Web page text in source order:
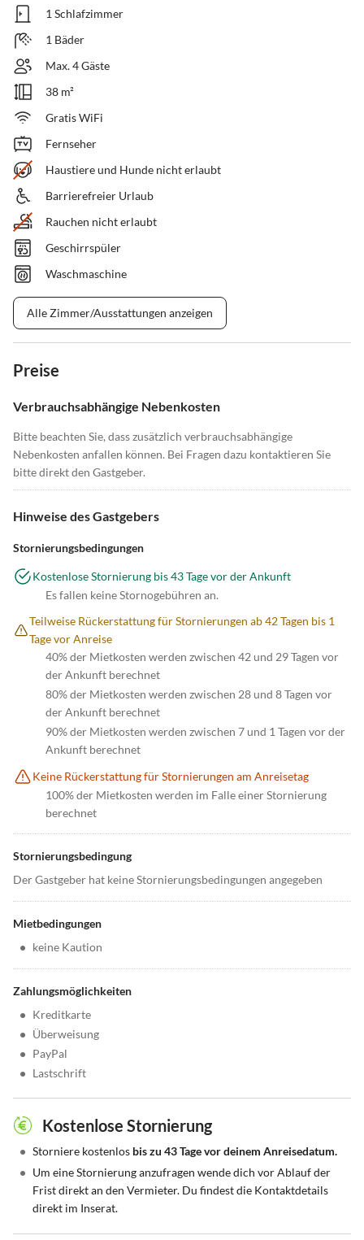
1 Schlafzimmer
1 Bäder
Max. 4 Gäste
38 m²
Gratis WiFi
Fernseher
Haustiere und Hunde nicht erlaubt
Barrierefreier Urlaub
Rauchen nicht erlaubt
Geschirrspüler
Waschmaschine
Alle Zimmer/Ausstattungen anzeigen
Preise
Verbrauchsabhängige Nebenkosten
Bitte beachten Sie, dass zusätzlich verbrauchsabhängige
Nebenkosten anfallen können. Bei Fragen dazu kontaktieren Sie
bitte direkt den Gastgeber.
Hinweise des Gastgebers
Stornierungsbedingungen
Kostenlose Stornierung bis 43 Tage vor der Ankunft
Es fallen keine Stornogebühren an.
Teilweise Rückerstattung für Stornierungen ab 42 Tagen bis 1
Tage vor Anreise
40% der Mietkosten werden zwischen 42 und 29 Tagen vor
der Ankunft berechnet
80% der Mietkosten werden zwischen 28 und 8 Tagen vor
der Ankunft berechnet
90% der Mietkosten werden zwischen 7 und 1 Tagen vor der
Ankunft berechnet
Keine Rückerstattung für Stornierungen am Anreisetag
100% der Mietkosten werden im Falle einer Stornierung
berechnet
Stornierungsbedingung
Der Gastgeber hat keine Stornierungsbedingungen angegeben
Mietbedingungen
• keine Kaution
Zahlungsmöglichkeiten
• Kreditkarte
• Überweisung
• PayPal
• Lastschrift
Kostenlose Stornierung
• Storniere kostenlos bis zu 43 Tage vor deinem Anreisedatum.
• Um eine Stornierung anzufragen wende dich vor Ablauf der
Frist direkt an den Vermieter. Du findest die Kontaktdetails
direkt im Inserat.